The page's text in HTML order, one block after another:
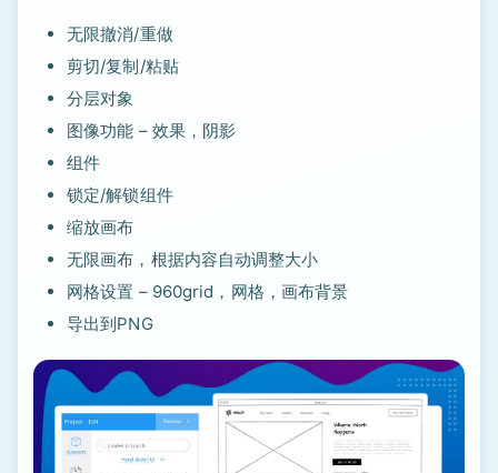
无限撤消/重做
剪切/复制/粘贴
分层对象
图像功能 – 效果，阴影
组件
锁定/解锁组件
缩放画布
无限画布，根据内容自动调整大小
网格设置 – 960grid，网格，画布背景
导出到PNG